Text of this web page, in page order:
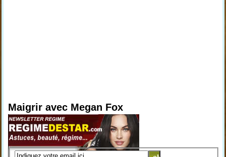
Maigrir avec Megan Fox